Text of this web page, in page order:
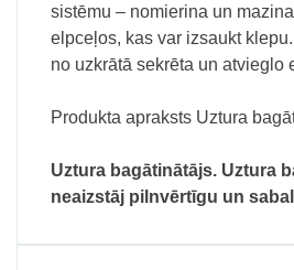
sistēmu – nomierina un
elpceļos, kas var izsaukt
no uzkrātā sekrēta un atvieglo
Produkta apraksts Uztura
Uztura bagātinātājs. Uztura
neaizstāj pilnvērtīgu un